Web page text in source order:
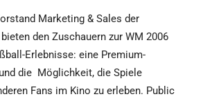
Marketing & Sales der
den Zuschauern zur WM 2006
Erlebnisse: eine Premium-
die Möglichkeit, die Spiele
Fans im Kino zu erleben. Public